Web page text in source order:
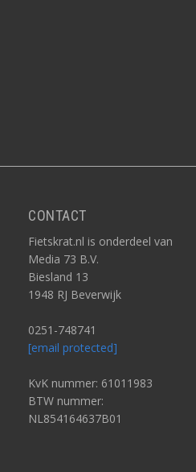
CONTACT
Fietskrat.nl is onderdeel van
Media 73 B.V.
Biesland 13
1948 RJ Beverwijk
0251-748741
[email protected]
KvK nummer: 61011983
BTW nummer:
NL854164637B01